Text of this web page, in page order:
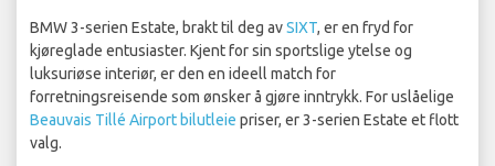
BMW 3-serien Estate, brakt til deg avSIXT, er en fryd for
kjøreglade entusiaster. Kjent for sin sportslige ytelse og
luksuriøse interiør, er den en ideell match for
forretningsreisende som ønsker å gjøre inntrykk. For uslåelige
Beauvais Tillé Airport bilutleie priser, er 3-serien Estate et flott
valg.